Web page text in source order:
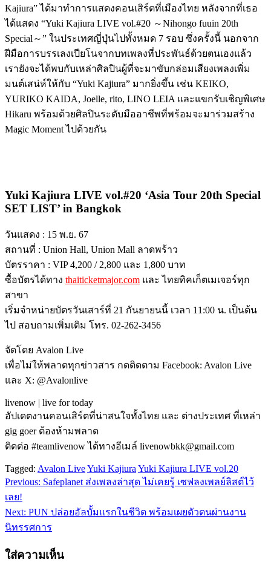
Kajiura” ได้มาทำการแสดงคอนเสิร์ตที่เมืองไทย หลังจากที่เธอ
ได้แสดง “Yuki Kajiura LIVE vol.#20 ～Nihongo fuuin 20th
Special～” ในประเทศญี่ปุ่นไปทั้งหมด 7 รอบ ซึ่งครั้งนี้ นอกจาก
ฝีมือการบรรเลงเปียโนจากบทเพลงที่ประพันธ์ด้วยตนเองแล้ว
เรายังจะได้พบกับเหล่าศิลปินผู้ที่จะมาขับกล่อมเสียงเพลงเพิ่ม
มนต์เสน่ห์ให้กับ “Yuki Kajiura” มากยิ่งขึ้น เช่น KEIKO,
YURIKO KAIDA, Joelle, rito, LINO LEIA และแขกรับเชิญพิเศษ
Hikaru พร้อมด้วยศิลปินระดับมืออาชีพที่พร้อมจะมาร่วมสร้าง
Magic Moment ไปด้วยกัน
Yuki Kajiura LIVE vol.#20 ‘Asia Tour 20th Special
SET LIST’ in Bangkok
วันแสดง : 15 พ.ย. 67
สถานที่ : Union Hall, Union Mall ลาดพร้าว
บัตรราคา : VIP 4,200 / 2,800 และ 1,800 บาท
ซื้อบัตรได้ทาง thaiticketmajor.com และ ไทยทิคเก็ตเมเจอร์ทุก
สาขา
เริ่มจำหน่ายบัตรวันเสาร์ที่ 21 กันยายนนี้ เวลา 11:00 น. เป็นต้น
ไป สอบถามเพิ่มเติม โทร. 02-262-3456
จัดโดย Avalon Live
เพื่อไม่ให้พลาดทุกข่าวสาร กดติดตาม Facebook: Avalon Live
และ X: @Avalonlive
livenow | live for today
อัปเดตงานคอนเสิร์ตที่น่าสนใจทั้งไทย และ ต่างประเทศ ที่เหล่า
gig goer ต้องห้ามพลาด
ติดต่อ #teamlivenow ได้ทางอีเมล์ livenowbkk@gmail.com
Tagged: Avalon LiveYuki Kajiura Yuki Kajiura LIVE vol.20
แนะแนว
เรื่อง
Previous: Safeplanet ส่งเพลงล่าสุด ไม่เคยรู้ เซฟลงเพลย์ลิสต์ไว้
เลย!
Next: PUN ปล่อยอัลบั้มแรกในชีวิต พร้อมเผยตัวตนผ่านงาน
นิทรรศการ
ใส่ความเห็น